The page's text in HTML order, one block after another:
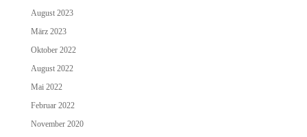
August 2023
März 2023
Oktober 2022
August 2022
Mai 2022
Februar 2022
November 2020